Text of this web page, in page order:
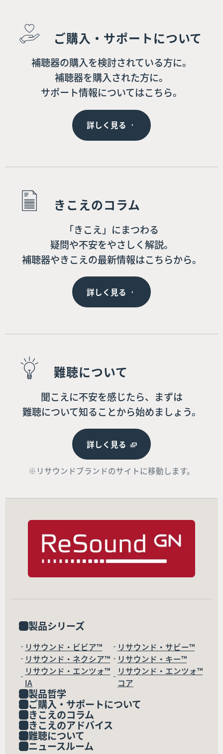
ご購入・サポートについて
補聴器の購入を検討されている方に。
補聴器を購入された方に。
サポート情報についてはこちら。
詳しく見る
きこえのコラム
「きこえ」にまつわる
疑問や不安をやさしく解説。
補聴器やきこえの最新情報はこちらから。
詳しく見る
難聴について
聞こえに不安を感じたら、まずは
難聴について知ることから始めましょう。
詳しく見る
※リサウンドブランドのサイトに移動します。
製品シリーズ
リサウンド・ビビア™
リサウンド・サビー™
リサウンド・ネクシア™
リサウンド・キー™
リサウンド・エンツォ™
IA
リサウンド・エンツォ™
コア
製品哲学
ご購入・サポートについて
きこえのコラム
きこえのアドバイス
難聴について
ニュースルーム